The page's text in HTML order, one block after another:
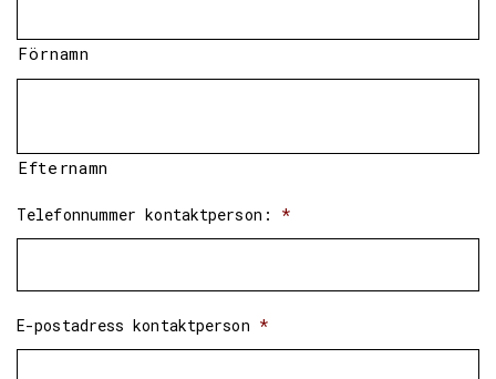
Förnamn
Efternamn
Telefonnummer kontaktperson: *
E-postadress kontaktperson *